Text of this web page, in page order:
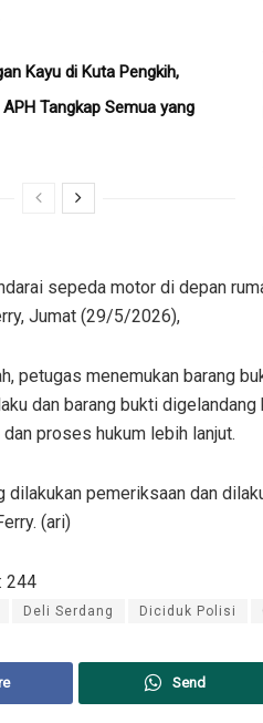
Kayu di Kuta Pengkih,
Tangkap Semua yang
sepeda motor di depan
Jumat (29/5/2026),
petugas menemukan barang
dan barang bukti
proses hukum lebih lanjut.
dilakukan pemeriksaan dan
(ari)
244
Deli Serdang Diciduk Polisi
Send